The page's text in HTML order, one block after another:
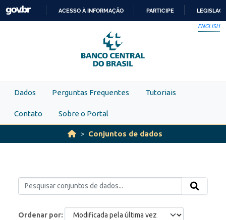
Skip to main content
PARA
O
CONTEÚDO
ACESSO À INFORMAÇÃO PARTICIPE
ENGLISH
Dados Perguntas Frequentes Tutoriais
Contato Sobre o Portal
Conjuntos de dados
Ordenar por